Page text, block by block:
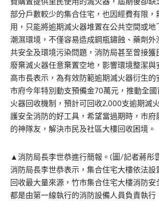
部分戶數較少的集合住宅，也因經費有限，
用，只能將逾期滅火器堆置在公共空間或
潮濕環境，不僅容易造成鋼瓶鏽蝕、藥劑外
共安全及環境污染問題，消防局甚至曾接獲
廢棄滅火器任意棄置空地，影響環境整潔與
高市長表示，為有效防範逾期滅火器衍生的
市府今年特別動支預備金70萬元，推動全
火器回收機制，預計可回收2,000支逾期滅
護安全消防的好工具，希望當過期時，市府
的神隊友，解決市民及社區大樓回收困境。
▲消防局長李世恭進行簡報。(圖/記者蔣彤
消防局長李世恭表示，集合住宅大樓依法設
回收最大量來源，竹市集合住宅大樓消防安
都是由第一線執行的消防設備人員負責執行